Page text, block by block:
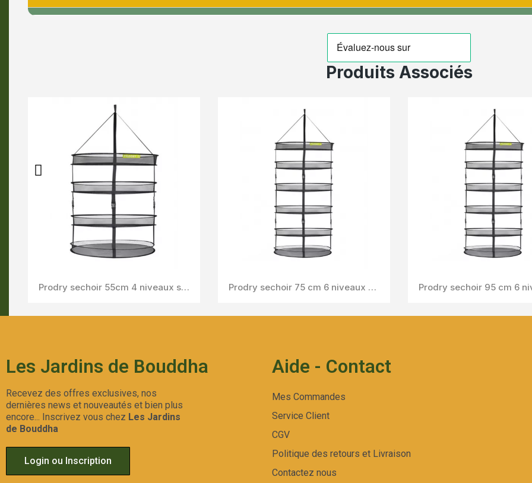
Produits Associés
Aperçu Rapide
DRY IT 45CM Aperçu Rapide
CISEAU OREILLE Aperçu Rapide
SECATEUR CURVE
Les Jardins de Bouddha
Recevez des offres exclusives, nos
dernières news et nouveautés et bien plus
encore... Inscrivez vous chez Les Jardins
de Bouddha
Login ou Inscription
Aide - Contact
Mes Commandes
Service Client
CGV
Politique des retours et Livraison
Contactez nous